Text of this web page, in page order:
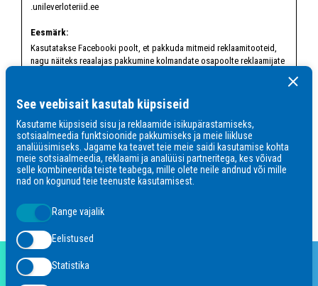
See veebisait kasutab küpsiseid
Kasutame küpsiseid sisu ja reklaamide isikupärastamiseks,
sotsiaalmeedia funktsioonide pakkumiseks ja meie liikluse
analüüsimiseks. Jagame ka teavet teie meie saidi kasutamise kohta
meie sotsiaalmeedia, reklaami ja analüüsi partneritega, kes võivad
selle kombineerida teiste teabega, mille olete neile andnud või mille
nad on kogunud teie teenuste kasutamisest.
Range vajalik
Eelistused
Statistika
.unileverloteriid.ee
Kasutatakse Facebooki poolt, et pakkuda mitmeid reklaamitooteid,
nagu näiteks reaalajas pakkumine kolmandate osapoolte reklaamijate
2 kuud
Viimane uuendus:18/07/2026